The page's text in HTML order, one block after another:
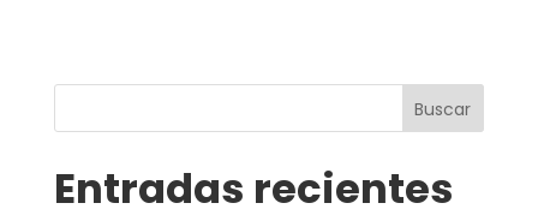
Buscar
Entradas recientes